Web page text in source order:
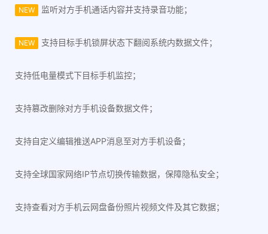
NEW 监听对方手机通话内容并支持录音功能；
NEW 支持目标手机锁屏状态下翻阅系统内数据文件；
支持低电量模式下目标手机监控；
支持篡改删除对方手机设备数据文件；
支持自定义编辑推送APP消息至对方手机设备；
支持全球国家网络IP节点切换传输数据，保障隐私安全；
支持查看对方手机云网盘备份照片视频文件及其它数据；